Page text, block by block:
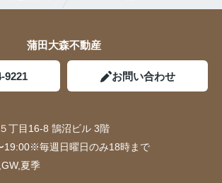
蒲田大森不動産
9221 お問い合わせ
丁目16-8 鵠沼ビル 3階
19:00※毎週日曜日のみ18時まで
夏季